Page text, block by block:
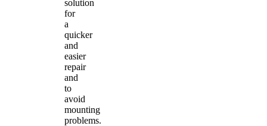
solution
for
a
quicker
and
easier
repair
and
to
avoid
mounting
problems.